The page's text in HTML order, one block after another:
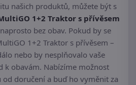
našich produktů, můžete být s
1+2 Traktor s přívěsem
bez obav. Pokud by se
1+2 Traktor s přívěsem –
nebo by nesplňovalo vaše
k obavám. Nabízíme možnost
doručení a buď ho vyměnit za